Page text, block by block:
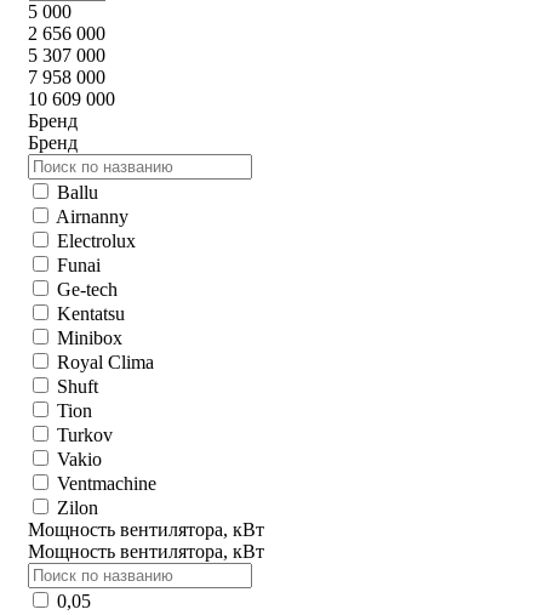
5 000
2 656 000
5 307 000
7 958 000
10 609 000
Бренд
Бренд
Ballu
Airnanny
Electrolux
Funai
Ge-tech
Kentatsu
Minibox
Royal Clima
Shuft
Tion
Turkov
Vakio
Ventmachine
Zilon
Мощность вентилятора, кВт
Мощность вентилятора, кВт
0,05